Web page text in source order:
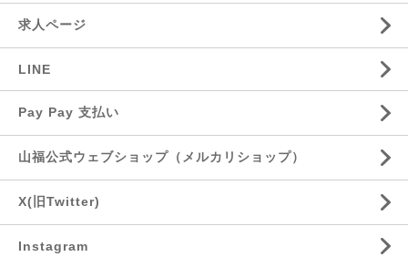
求人ページ
LINE
Pay Pay 支払い
山福公式ウェブショップ（メルカリショップ）
X(旧Twitter)
Instagram